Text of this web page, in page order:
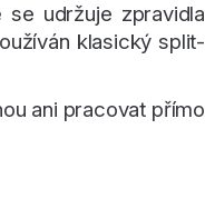
udržuje zpravidla
klasický split-
ani pracovat přímo